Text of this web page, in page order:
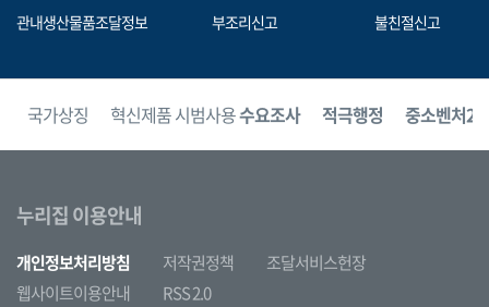
관내생산물품조달정보 부조리신고 불친절신고
국가상징 혁신제품 시범사용수요조사 적극행정 중소벤처24
누리집 이용안내
개인정보처리방침 저작권정책
조달서비스헌장
웹사이트이용안내
RSS 2.0